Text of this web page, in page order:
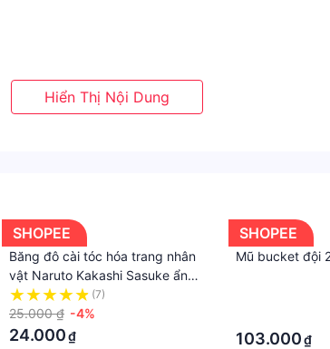
ơn, nếu bạn có bất kỳ vấn đề gì với bưu
bạn đã Sự hiểu biết của bạn.
SHOPEE
Băng đô cài tóc hóa trang nhân
vật Naruto Kakashi Sasuke ẩn
làng lá Konoha(7)
25.000 ₫ -4%
24.000₫
SHOPEE
Mũ bucket đội
103.000₫